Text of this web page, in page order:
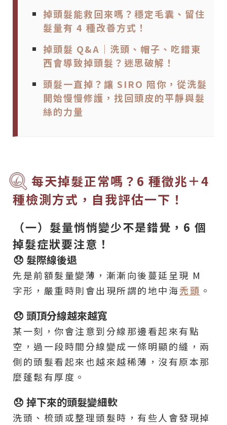
掉頭髮能救回來嗎？穩定毛囊、留住
髮量有 4 種改善方式！
掉頭髮 Q&A｜洗頭、帽子、吃錯東
西會導致掉頭髮？迷思破解！
頭髮一直掉？讓 SIRO 陪你，從洗髮
開始慢慢修護，找回頭皮的平靜與髮
絲的力量
每天掉髮正常嗎？6 種徵兆＋4
種檢測方式，自我評估一下！
（一）髮量悄悄變少不是錯覺，6 個
掉髮症狀要注意！
😞 髮際線後退
先是前額髮量變薄，漸漸向後蔓延呈現 M
字形，嚴重時則會出現所謂的地中海禿頭 。
😞 頭頂分線越來越寬
某一刻，你會注意到分線那邊看起來有點
空，過一段時間分線變成一條明顯的縫，兩
側的頭髮看起來也越來越稀薄，沒有原本那
麼蓬鬆有厚度。
😞 掉下來的頭髮變細軟
洗頭、梳頭或整理頭髮時，有些人會發現掉